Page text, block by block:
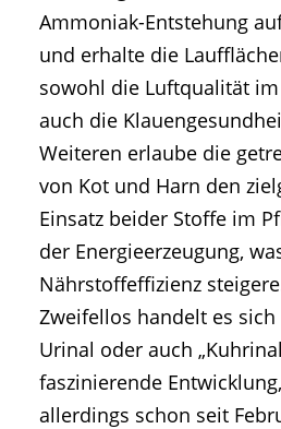
Ammoniak-Entstehung
und erhalte die
sowohl die Luftqualität
auch die
Weiteren erlaube die
von Kot und Harn den
Einsatz beider Stoffe im
der Energieerzeugung,
Nährstoffeffizienz
Zweifellos handelt es
Urinal oder auch
faszinierende
allerdings schon seit